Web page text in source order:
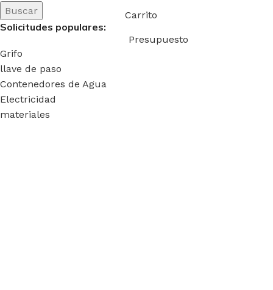
Buscar
Solicitudes populares:
Grifo
llave de paso
Contenedores de Agua
Electricidad
materiales
Carrito
Presupuesto